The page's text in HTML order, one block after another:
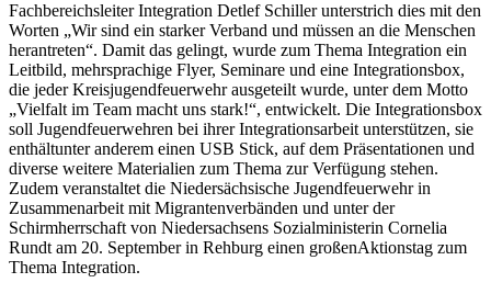
Fachbereichsleiter Integration Detlef Schiller unterstrich dies mit den
Worten „Wir sind ein starker Verband und müssen an die Menschen
herantreten“. Damit das gelingt, wurde zum Thema Integration ein
Leitbild, mehrsprachige Flyer, Seminare und eine Integrationsbox,
die jeder Kreisjugendfeuerwehr ausgeteilt wurde, unter dem Motto
„Vielfalt im Team macht uns stark!“, entwickelt. Die Integrationsbox
soll Jugendfeuerwehren bei ihrer Integrationsarbeit unterstützen, sie
enthältunter anderem einen USB Stick, auf dem Präsentationen und
diverse weitere Materialien zum Thema zur Verfügung stehen.
Zudem veranstaltet die Niedersächsische Jugendfeuerwehr in
Zusammenarbeit mit Migrantenverbänden und unter der
Schirmherrschaft von Niedersachsens Sozialministerin Cornelia
Rundt am 20. September in Rehburg einen großenAktionstag zum
Thema Integration.